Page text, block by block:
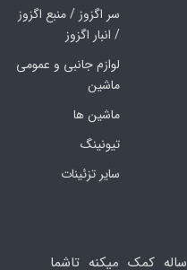
سر اگزوز / منبع اگزوز
/ انبار اگزوز
لوازم جانبی و عمومی
ماشین
ماشین ها
تیونینگ
سایر تزئینات
مجموعه مهدی اسپرت باسابقه 10 ساله کمک میکنه تاشما